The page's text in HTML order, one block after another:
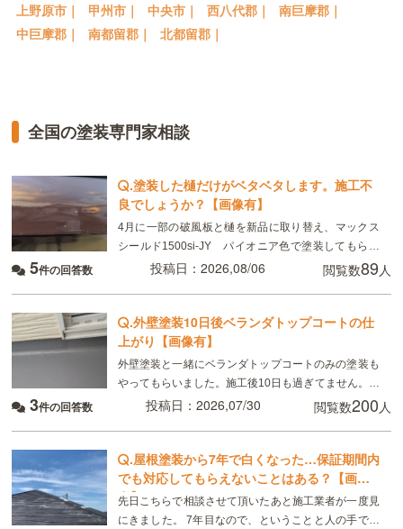
上野原市｜
甲州市｜ 中央市｜ 西八代郡｜
南巨摩郡｜
中巨摩郡｜
南都留郡｜ 北都留郡｜
全国の塗装専門家相談
.塗装した樋だけがベタベタします。施工不
良でしょうか？【画像有】
4月に一部の破風板と樋を新品に取り替え、マックス
シールド1500si-JY パイオニア色で塗装してもらい
ました。 8月現在、樋がベタベタして小さい虫が張り
5件の回答数 投稿日：2026,08/06 閲覧数89人
.外壁塗装10日後ベランダトップコートの仕
上がり【画像有】
外壁塗装と一緒にベランダトップコートのみの塗装も
やってもらいました。施工後10日も過ぎてません。こ
れは普通ですか？
3件の回答数 投稿日：2026,07/30 閲覧数200人
.屋根塗装から7年で白くなった…保証期間内
でも対応してもらえないことはある？【画像
有】
先日こちらで相談させて頂いたあと施工業者が一度見
にきました。 7年目なので、ということと人の手で塗